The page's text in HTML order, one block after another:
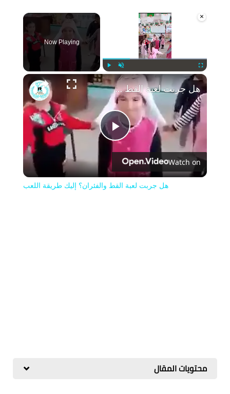
×
Unmute Fullscreen
Now Playing
Play
Video
هل جربت لعبة القط والفئران؟ إليك طريقة اللعب
Watch on
هل جربت لعبة القط والفئران؟ إليك طريقة اللعب
محتويات المقال